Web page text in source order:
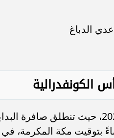
الدباغ
الكونفدرالية
من المقرر أن تُقام المباراة مساء الأحد 22 مارس 2026، حيث
بتوقيت مكة المكرمة،